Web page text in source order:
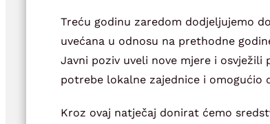
Treću godinu zaredom dodjeljujemo
uvećana u odnosu na prethodne
Javni poziv uveli nove mjere i
potrebe lokalne zajednice i omogućio
Kroz ovaj natječaj donirat ćemo